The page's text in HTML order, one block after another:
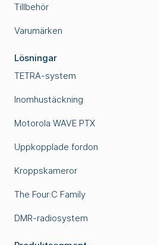
Tillbehör
Varumärken
Lösningar
TETRA-system
Inomhustäckning
Motorola WAVE PTX
Uppkopplade fordon
Kroppskameror
The Four:C Family
DMR-radiosystem